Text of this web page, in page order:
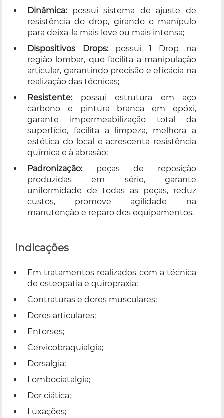
Dinâmica:possui sistema de ajuste de
resistência do drop, girando o manípulo
para deixa-la mais leve ou mais intensa;
Dispositivos Drops:possui 1 Drop na
região lombar, que facilita a manipulação
articular, garantindo precisão e eficácia na
realização das técnicas;
Resistente:possui estrutura em aço
carbono e pintura branca em epóxi,
garante impermeabilização total da
superfície, facilita a limpeza, melhora a
estética do local e acrescenta resistência
química e à abrasão;
Padronização:peças de reposição
produzidas em série, garante
uniformidade de todas as peças, reduz
custos, promove agilidade na
manutenção e reparo dos equipamentos.
Indicações
Em tratamentos realizados com a técnica
de osteopatia e quiropraxia:
Contraturas e dores musculares;
Dores articulares;
Entorses;
Cervicobraquialgia;
Dorsalgia;
Lombociatalgia;
Dor ciática;
Luxações;